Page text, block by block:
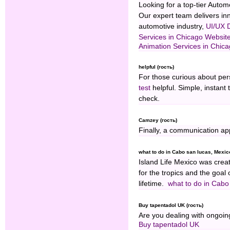
Looking for a top-tier
Our expert team delivers
automotive industry, UI/UX
Services in Chicago
Animation Services in
helpful (гость)
For those curious about
test helpful. Simple, instant
check.
Camzey (гость)
Finally, a communication
what to do in Cabo san lucas,
Island Life Mexico was
for the tropics and the goal
lifetime. what to do in
Buy tapentadol UK (гость)
Are you dealing with
Buy tapentadol UK